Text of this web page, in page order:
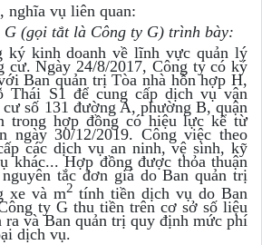
vụ liên quan:
G (gọi tắt là Công ty G) trình bày:
ký kinh doanh về lĩnh vực quản lý
cư. Ngày 24/8/2017, Công ty có ký
Ban quản trị Tòa nhà hỗn hợp H,
S1 để cung cấp dịch vụ vận
cư số 131 đường A, phường B, quận
trong hợp đồng có hiệu lực kể từ
ngày 30/12/2019. Công việc theo
các dịch vụ an ninh, vệ sinh, kỹ
khác... Hợp đồng được thỏa thuận
tắc đơn giá do Ban quản trị
xe và m2 tính tiền dịch vụ do Ban
ty G thu tiền trên cơ sở số liệu
ra và Ban quản trị quy định mức phí
dịch vụ.